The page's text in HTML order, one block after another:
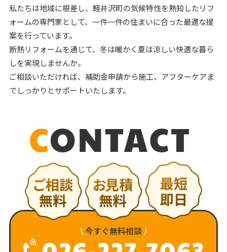
私たちは地域に根差し、軽井沢町の気候特性を熟知したリフ
ォームの専門家として、一件一件の住まいに合った最適な提
案を行っています。
断熱リフォームを通じて、冬は暖かく夏は涼しい快適な暮ら
しを実現しませんか。
ご相談いただければ、補助金申請から施工、アフターケアま
でしっかりとサポートいたします。
\今すぐ無料相談 /